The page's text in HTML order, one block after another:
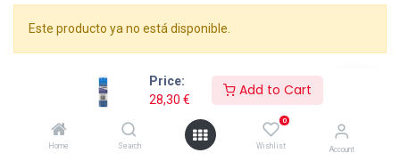
Price:
28,30 €
Add to Cart
Home Search
0
Wishlist Account
Este producto ya no está disponible.
Electrodo de Tungsteno 2% Lantano, color azulØ2mm. Para DC
(corriente continua). Caja de 10 uds.